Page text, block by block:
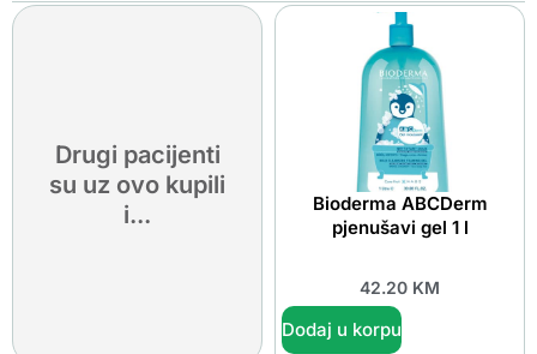
Drugi pacijenti
su uz ovo kupili
i...
Bioderma ABCDerm
pjenušavi gel 1 l
42.20 KM
Dodaj u korpu